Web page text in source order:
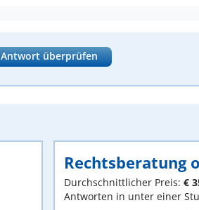
Antwort überprüfen
Rechtsberatung
Durchschnittlicher Preis: €
Antworten in unter einer